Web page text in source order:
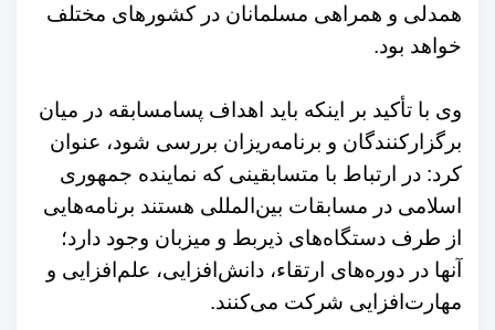
همدلی و همراهی مسلمانان در کشورهای مختلف
خواهد بود.
وی با تأکید بر اینکه باید اهداف پسامسابقه در میان
برگزارکنندگان و برنامه‌ریزان بررسی شود، عنوان
کرد: در ارتباط با متسابقینی که نماینده جمهوری
اسلامی در مسابقات بین‌المللی هستند برنامه‌هایی
از طرف دستگاه‌های ذیربط و میزبان وجود دارد؛
آنها در دوره‌های ارتقاء، دانش‌افزایی، علم‌افزایی و
مهارت‌افزایی شرکت می‌کنند.